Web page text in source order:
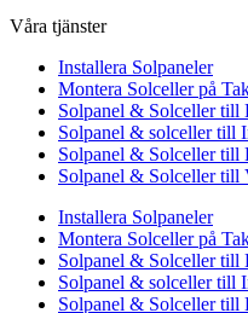
Våra tjänster
Installera Solpaneler
Montera Solceller på
Solpanel & Solceller till
Solpanel & solceller till
Solpanel & Solceller till
Solpanel & Solceller till
Installera Solpaneler
Montera Solceller på
Solpanel & Solceller till
Solpanel & solceller till
Solpanel & Solceller till